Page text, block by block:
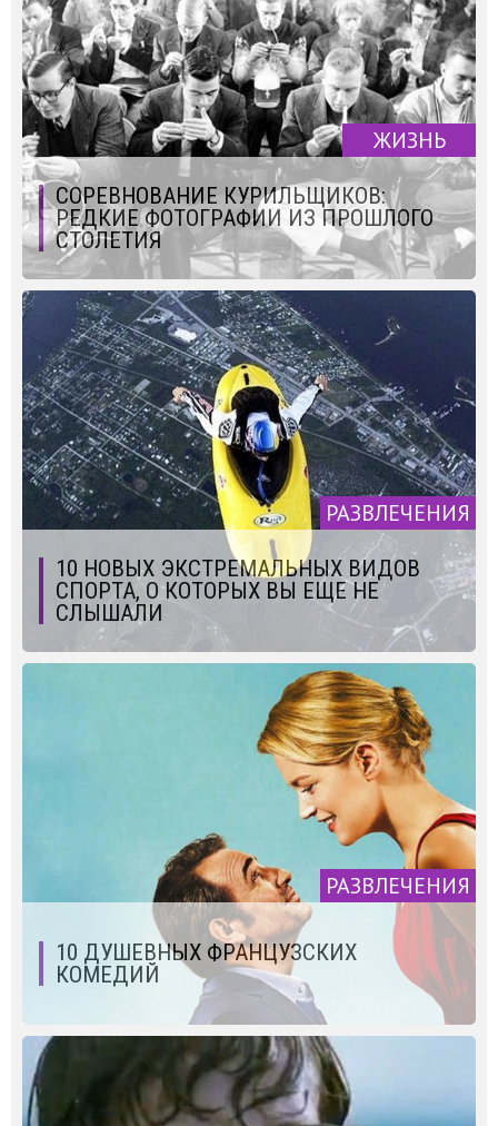
ЖИЗНЬ
СОРЕВНОВАНИЕ КУРИЛЬЩИКОВ:
РЕДКИЕ ФОТОГРАФИИ ИЗ ПРОШЛОГО
СТОЛЕТИЯ
РАЗВЛЕЧЕНИЯ
10 НОВЫХ ЭКСТРЕМАЛЬНЫХ ВИДОВ
СПОРТА, О КОТОРЫХ ВЫ ЕЩЕ НЕ
СЛЫШАЛИ
РАЗВЛЕЧЕНИЯ
10 ДУШЕВНЫХ ФРАНЦУЗСКИХ
КОМЕДИЙ